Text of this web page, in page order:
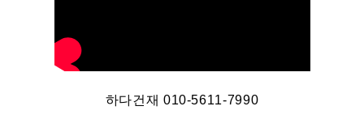
하다건재 010-5611-7990